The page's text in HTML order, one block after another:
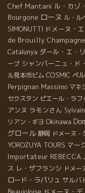
Chef Mantani ル・カゾ
Bourgone ローヌ ル・ル
SIMONUTTI ドメーヌ・
de Brouilly
Catalunya ダール・エ・
ーブ シャンパーニュ・ド
ル見本市ビム COSMIC ペ
Perpignan Massimo マキ
セクスタン ピエール・ラフ
アンヌ ラモンさん
リアン・ギヨ Okinawa
グロール 静岡 ドメーヌ
YOROZUYA TOURS マー
Importateur REBECCA
ス レ・ザフランシ ドメー
ロード・ラパリュ サルバ